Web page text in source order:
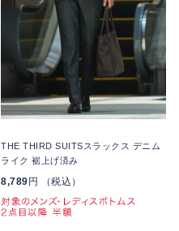
THE THIRD SUITSスラックス デニム
ライク 裾上げ済み
8,789 円 （税込）